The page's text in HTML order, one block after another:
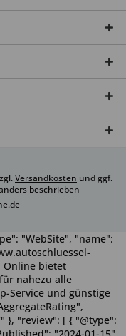
Versandkosten und ggf.
beschrieben
"WebSite", "name":
Online bietet
nahezu alle
Service und günstige
}, "review": [ { "@type":